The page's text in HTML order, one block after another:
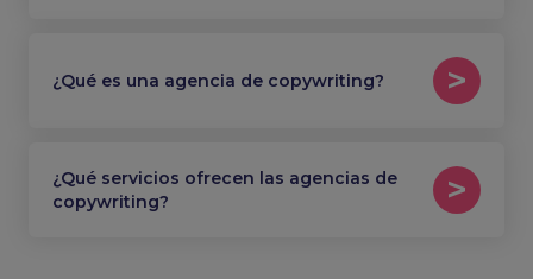
¿Qué es una agencia de copywriting?
¿Qué servicios ofrecen las agencias de
copywriting?